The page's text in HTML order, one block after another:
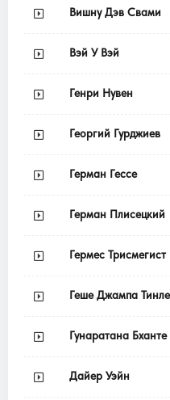
Вишну Дэв Свами
Вэй У Вэй
Генри Нувен
Георгий Гурджиев
Герман Гессе
Герман Плисецкий
Гермес Трисмегист
Геше Джампа
Гунаратана
Дайер Уэйн